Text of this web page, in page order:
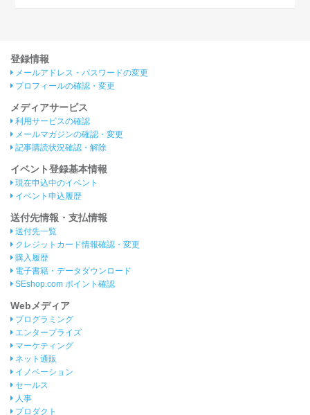
登録情報
メールアドレス・パスワードの変更
プロフィールの確認・変更
メディアサービス
利用サービスの確認
メールマガジンの確認・変更
記事購読状況確認・解除
イベント登録基本情報
現在申込中のイベント
イベント申込履歴
送付先情報・支払情報
送付先一覧
クレジットカード情報確認・変更
購入履歴
電子書籍・データダウンロード
SEshop.com ポイント確認
Webメディア
プログラミング
エンタープライズ
マーケティング
ネット通販
イノベーション
セールス
人事
プロダクト